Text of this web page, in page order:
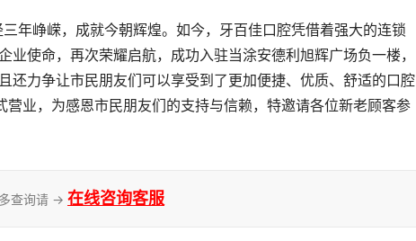
年峥嵘，成就今朝辉煌。如今，牙百佳口腔凭借着强大的连锁
使命，再次荣耀启航，成功入驻当涂安德利旭辉广场负一楼，
还力争让市民朋友们可以享受到了更加便捷、优质、舒适的口腔
业，为感恩市民朋友们的支持与信赖，特邀请各位新老顾客参
查询请 → 在线咨询客服